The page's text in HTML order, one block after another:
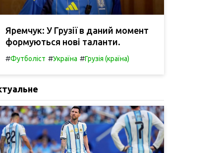
Яремчук: У Грузії в даний момент
формуються нові таланти.
#Футболіст #Україна #Грузія (країна)